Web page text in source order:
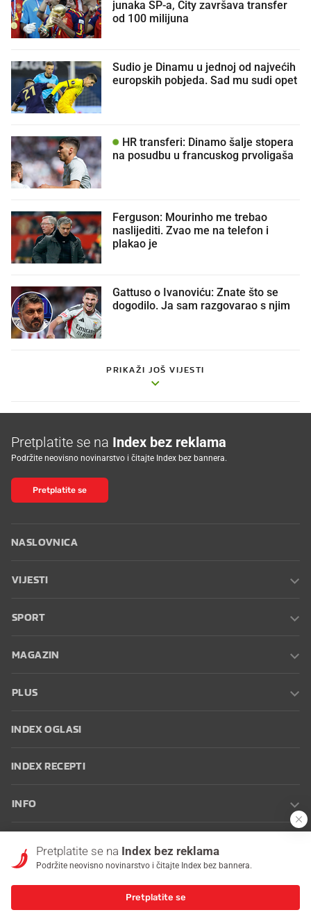
junaka SP-a, City završava transfer
od 100 milijuna
Sudio je Dinamu u jednoj od najvećih
europskih pobjeda. Sad mu sudi opet
HR transferi: Dinamo šalje stopera
na posudbu u francuskog prvoligaša
Ferguson: Mourinho me trebao
naslijediti. Zvao me na telefon i
plakao je
Gattuso o Ivanoviću: Znate što se
dogodilo. Ja sam razgovarao s njim
PRIKAŽI JOŠ VIJESTI
Pretplatite se na Index bez reklama
Podržite neovisno novinarstvo i čitajte Index bez bannera.
Pretplatite se
NASLOVNICA
VIJESTI
SPORT
MAGAZIN
PLUS
INDEX OGLASI
INDEX RECEPTI
INFO
korištenja
Postavke kolačića
© 2026 Index
Pretplatite se na Index bez reklama
Podržite neovisno novinarstvo i čitajte Index bez bannera.
Pretplatite se